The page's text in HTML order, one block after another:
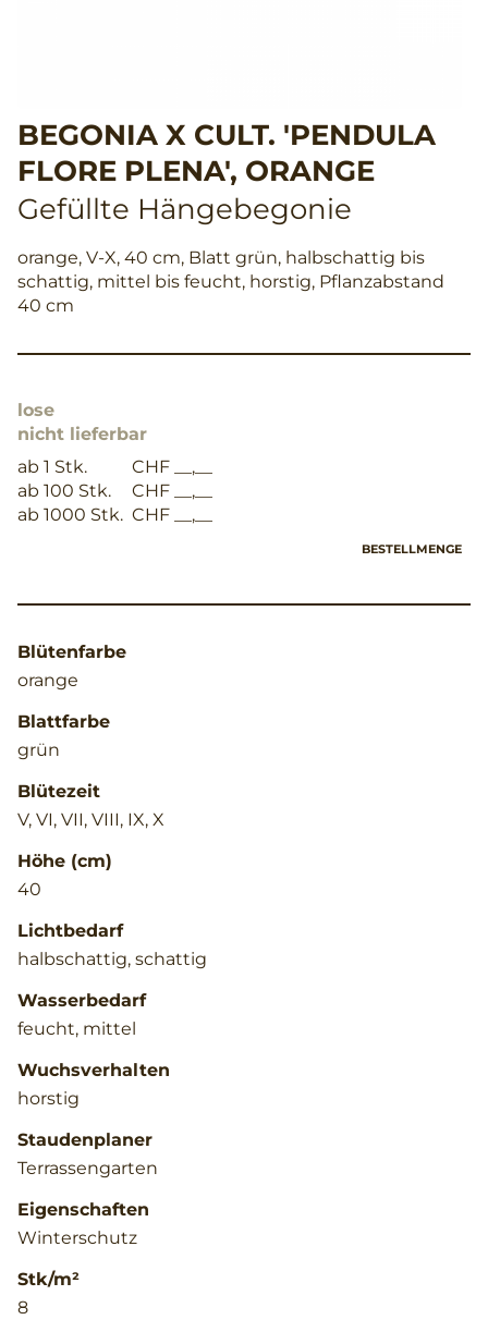
BEGONIA X CULT. 'PENDULA
FLORE PLENA', ORANGE
Gefüllte Hängebegonie
orange, V-X, 40 cm, Blatt grün, halbschattig bis
schattig, mittel bis feucht, horstig, Pflanzabstand
40 cm
lose
nicht lieferbar
ab 1 Stk.
CHF __,__
ab 100 Stk.
CHF __,__
ab 1000 Stk. CHF __,__
BESTELLMENGE
Blütenfarbe
orange
Blattfarbe
grün
Blütezeit
V, VI, VII, VIII, IX, X
Höhe (cm)
40
Lichtbedarf
halbschattig, schattig
Wasserbedarf
feucht, mittel
Wuchsverhalten
horstig
Staudenplaner
Terrassengarten
Eigenschaften
Winterschutz
Stk/m²
8